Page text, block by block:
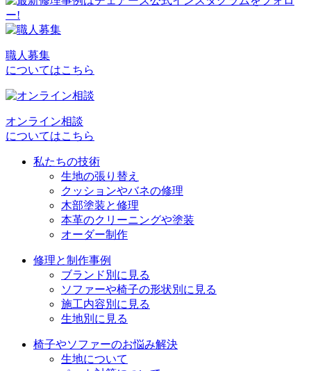
稿
ナ
ビ
ゲ
ー
シ
ョ
職人募集
についてはこちら
オンライン相談
についてはこちら
私たちの技術
生地の張り替え
クッションやバネの修理
木部塗装と修理
本革のクリーニングや塗装
オーダー制作
修理と制作事例
ブランド別に見る
ソファーや椅子の形状別に見る
施工内容別に見る
生地別に見る
椅子やソファーのお悩み解決
生地について